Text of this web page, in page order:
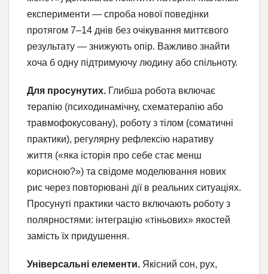
експерименти — спроба нової поведінки
протягом 7–14 днів без очікування миттєвого
результату — знижують опір. Важливо знайти
хоча б одну підтримуючу людину або спільноту.
Для просунутих. Глибша робота включає
терапію (психодинамічну, схематерапію або
травмофокусовану), роботу з тілом (соматичні
практики), регулярну рефлексію наративу
життя («яка історія про себе стає менш
корисною?») та свідоме моделювання нових
рис через повторювані дії в реальних ситуаціях.
Просунуті практики часто включають роботу з
полярностями: інтеграцію «тіньових» якостей
замість їх придушення.
Універсальні елементи. Якісний сон, рух,